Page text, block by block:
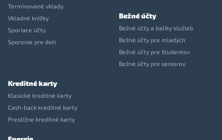
Termínované vklady
Vkladné knížky
Sporiace účty
Sporenie pre deti
Bežné účty
Bežné účty a balíky služieb
Bežné účty pre mladých
Bežné účty pre študentov
Bežné účty pre seniorov
Kreditné karty
Klasické kreditné karty
Cash-back kreditné karty
Prestížne kreditné karty